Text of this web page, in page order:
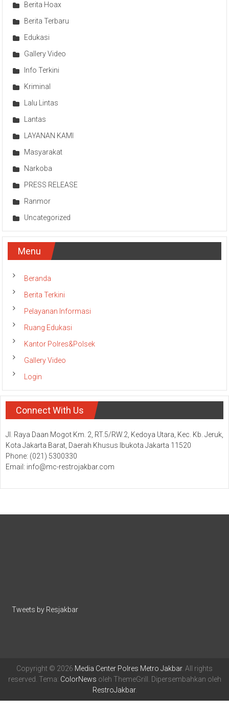
Berita Hoax
Berita Terbaru
Edukasi
Gallery Video
Info Terkini
Kriminal
Lalu Lintas
Lantas
LAYANAN KAMI
Masyarakat
Narkoba
PRESS RELEASE
Ranmor
Uncategorized
Menu
Beranda
Berita Terkini
Pelayanan Informasi
Ruang Edukasi
Kantor Polres&Polsek
Gallery Video
Login
Connect With Us
Jl. Raya Daan Mogot Km. 2, RT.5/RW.2, Kedoya Utara, Kec. Kb. Jeruk,
Kota Jakarta Barat, Daerah Khusus Ibukota Jakarta 11520
Phone: (021) 5300330
Email: info@mc-restrojakbar.com
Tweets by Resjakbar
Copyright © 2026 Media Center Polres Metro Jakbar. All rights
reserved. Tema: ColorNews oleh ThemeGrill. Dipersembahkan oleh
RestroJakbar.